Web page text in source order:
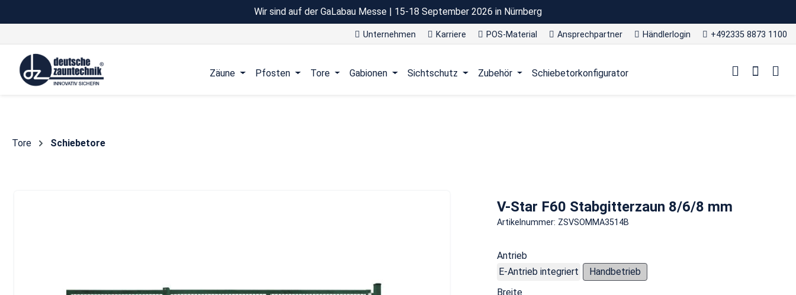
Wir sind auf der GaLabau Messe | 15-18 September 2026 in Nürnberg
Unternehmen Karriere POS-Material Ansprechpartner Händlerlogin +492335 8873 1100
Zäune Pfosten Tore Gabionen Sichtschutz Zubehör Schiebetorkonfigurator
Tore Schiebetore
V-Star F60 Stabgitterzaun 8/6/8 mm
Artikelnummer: ZSVSOMMA3514B
Antrieb
E-Antrieb integriert
Handbetrieb
Breite